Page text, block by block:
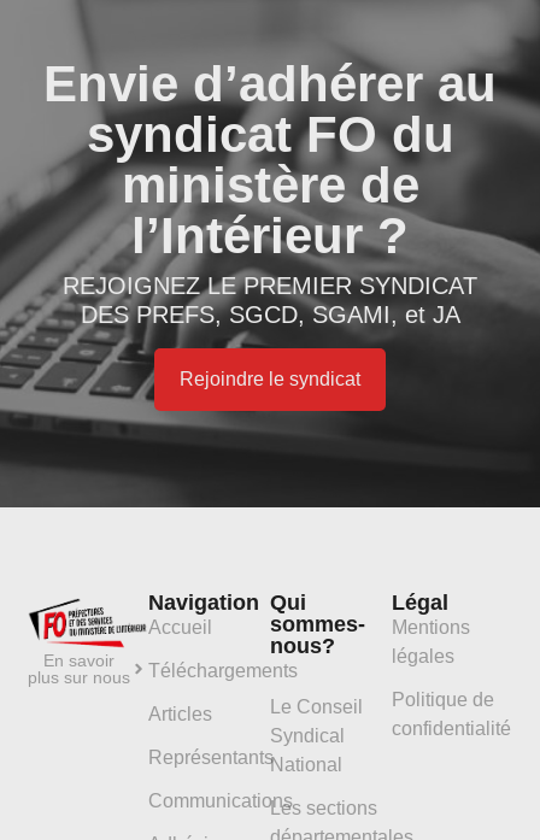
Envie d’adhérer au
syndicat FO du
ministère de
l’Intérieur ?
REJOIGNEZ LE PREMIER SYNDICAT
DES PREFS, SGCD, SGAMI, et JA
Rejoindre le syndicat
En savoir
plus sur nous
Navigation
Accueil
Téléchargements
Articles
Représentants
Communications
Qui
sommes-
nous?
Le Conseil
Syndical
National
Les sections
Légal
Mentions
légales
Politique de
confidentialité